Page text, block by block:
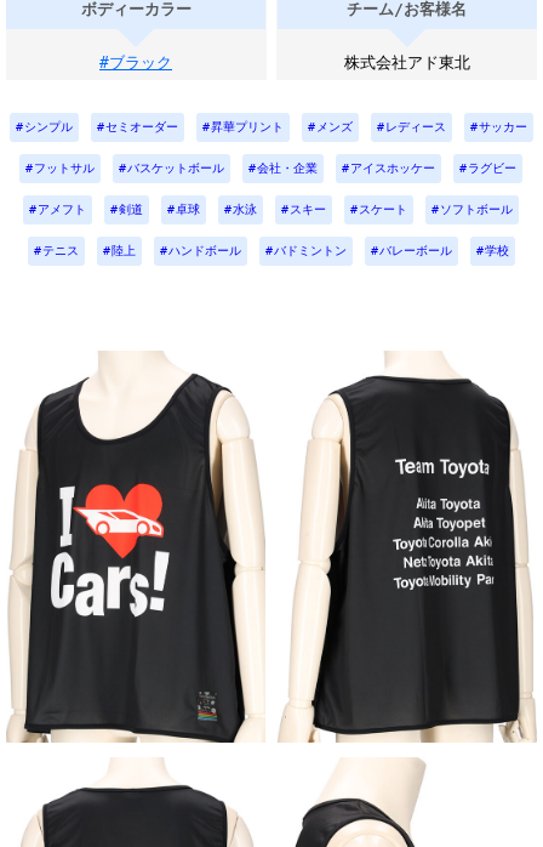
ボディーカラー
#ブラック
チーム/お客様名
株式会社アド東北
シンプル セミオーダー 昇華プリント メンズ レディース サッカー
フットサル バスケットボール 会社・企業 アイスホッケー ラグビー
アメフト 剣道 卓球 水泳 スキー スケート ソフトボール
テニス 陸上 ハンドボール バドミントン バレーボール 学校